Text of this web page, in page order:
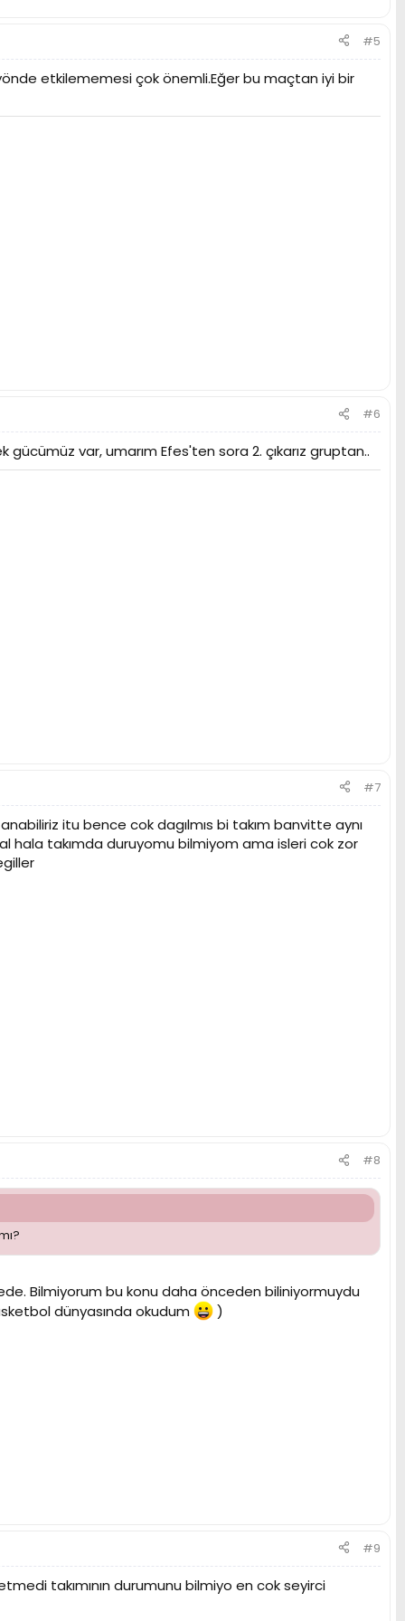
#5
etkilememesi çok önemli.Eğer bu maçtan iyi bir
#6
var, umarım Efes'ten sora 2. çıkarız gruptan..
#7
itu bence cok dagılmıs bi takım banvitte aynı
hala takımda duruyomu bilmiyom ama isleri cok zor
#8
Bilmiyorum bu konu daha önceden biliniyormuydu
dünyasında okudum
)
#9
takımının durumunu bilmiyo en cok seyirci